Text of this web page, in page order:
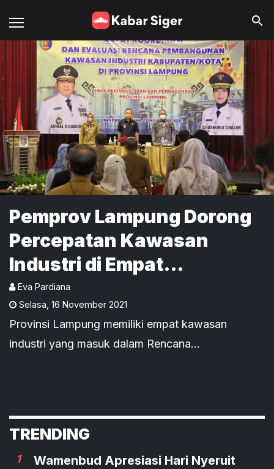
Pemprov Lampung Dorong
Percepatan Kawasan
Industri di Empat
Kabupaten
Eva Pardiana
Selasa 16 November 2021
Provinsi Lampung memiliki empat kawasan
industri yang masuk dalam Rencana
TRENDING
1
Wamenbud Apresiasi Hari Nyeruit